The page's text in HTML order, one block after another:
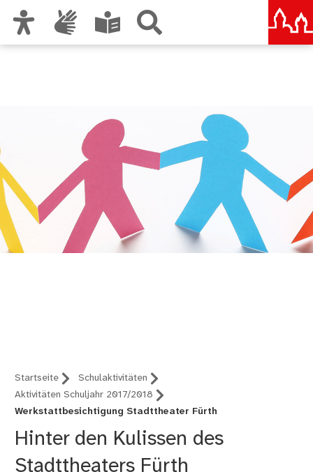
Startseite
Schulaktivitäten
Aktivitäten Schuljahr 2017/2018
Werkstattbesichtigung Stadttheater Fürth
Hinter den Kulissen des
Stadttheaters Fürth